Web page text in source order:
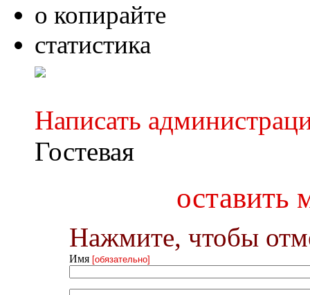
о копирайте
статистика
Написать
Гостевая
оставить
Нажмите, чтобы
Имя [обязательно]